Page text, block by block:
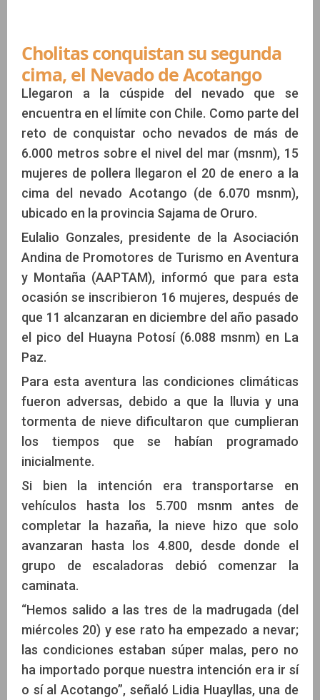
Cholitas conquistan su segunda
cima, el Nevado de Acotango
Llegaron a la cúspide del nevado que se
encuentra en el límite con Chile. Como parte del
reto de conquistar ocho nevados de más de
6.000 metros sobre el nivel del mar (msnm), 15
mujeres de pollera llegaron el 20 de enero a la
cima del nevado Acotango (de 6.070 msnm),
ubicado en la provincia Sajama de Oruro.
Eulalio Gonzales, presidente de la Asociación
Andina de Promotores de Turismo en Aventura
y Montaña (AAPTAM), informó que para esta
ocasión se inscribieron 16 mujeres, después de
que 11 alcanzaran en diciembre del año pasado
el pico del Huayna Potosí (6.088 msnm) en La
Paz.
Para esta aventura las condiciones climáticas
fueron adversas, debido a que la lluvia y una
tormenta de nieve dificultaron que cumplieran
los tiempos que se habían programado
inicialmente.
Si bien la intención era transportarse en
vehículos hasta los 5.700 msnm antes de
completar la hazaña, la nieve hizo que solo
avanzaran hasta los 4.800, desde donde el
grupo de escaladoras debió comenzar la
caminata.
“Hemos salido a las tres de la madrugada (del
miércoles 20) y ese rato ha empezado a nevar;
las condiciones estaban súper malas, pero no
ha importado porque nuestra intención era ir sí
o sí al Acotango”, señaló Lidia Huayllas, una de